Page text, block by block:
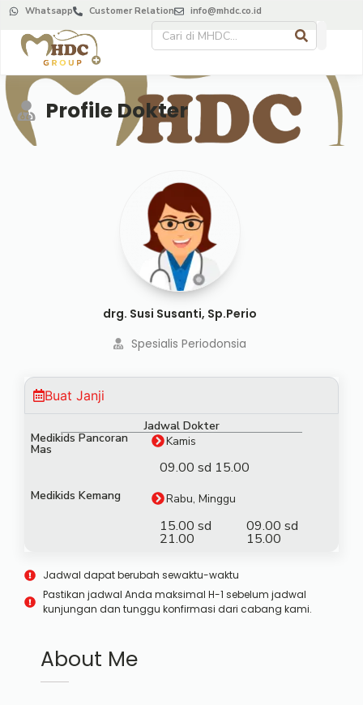
Whatsapp Customer Relation info@mhdc.co.id
Profile Dokter
drg. Susi Susanti, Sp.Perio
Spesialis Periodonsia
Buat Janji
Jadwal Dokter
Medikids Pancoran
Mas
Kamis
09.00 sd 15.00
Medikids Kemang Rabu, Minggu
15.00 sd
21.00
09.00 sd
15.00
Jadwal dapat berubah sewaktu-waktu
Pastikan jadwal Anda maksimal H-1 sebelum jadwal
kunjungan dan tunggu konfirmasi dari cabang kami.
About Me